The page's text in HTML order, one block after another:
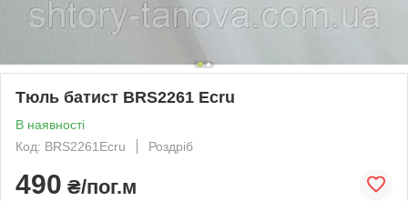
Тюль батист BRS2261 Ecru
В наявності
Код: BRS2261Ecru
Роздріб
490 ₴/пог.м